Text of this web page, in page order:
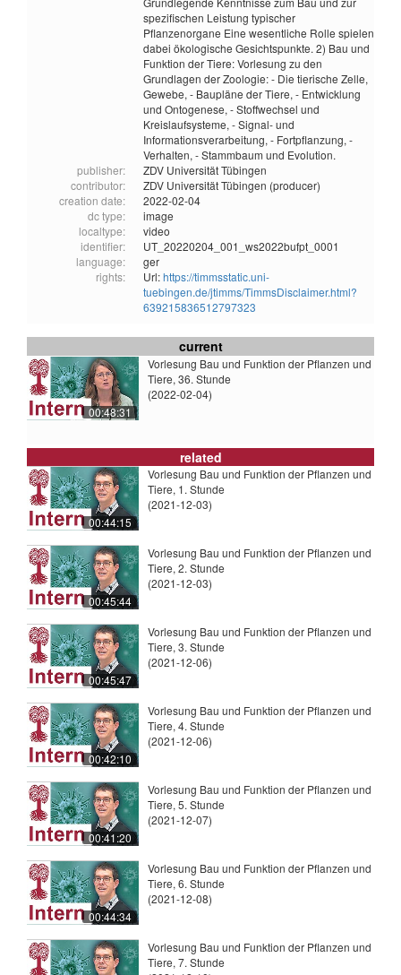
spezifischen Leistung typischer
Pflanzenorgane Eine wesentliche Rolle spielen
dabei ökologische Gesichtspunkte. 2) Bau und
Funktion der Tiere: Vorlesung zu den
Grundlagen der Zoologie: - Die tierische Zelle,
Gewebe, - Baupläne der Tiere, - Entwicklung
und Ontogenese, - Stoffwechsel und
Kreislaufsysteme, - Signal- und
Informationsverarbeitung, - Fortpflanzung, -
Verhalten, - Stammbaum und Evolution.
publisher:
ZDV Universität Tübingen
contributor:
ZDV Universität Tübingen (producer)
creation date:
2022-02-04
dc type:
image
localtype:
video
identifier:
UT_20220204_001_ws2022bufpt_0001
language:
ger
rights:
Url:https://timmsstatic.uni-
tuebingen.de/jtimms/TimmsDisclaimer.html?
639215836512797323
current
00:48:31
Vorlesung Bau und Funktion der Pflanzen und
Tiere, 36. Stunde
(2022-02-04)
related
00:44:15
Vorlesung Bau und Funktion der Pflanzen und
Tiere, 1. Stunde
(2021-12-03)
00:45:44
Vorlesung Bau und Funktion der Pflanzen und
Tiere, 2. Stunde
(2021-12-03)
00:45:47
Vorlesung Bau und Funktion der Pflanzen und
Tiere, 3. Stunde
(2021-12-06)
00:42:10
Vorlesung Bau und Funktion der Pflanzen und
Tiere, 4. Stunde
(2021-12-06)
00:41:20
Vorlesung Bau und Funktion der Pflanzen und
Tiere, 5. Stunde
(2021-12-07)
00:44:34
Vorlesung Bau und Funktion der Pflanzen und
Tiere, 6. Stunde
(2021-12-08)
Vorlesung Bau und Funktion der Pflanzen und
Tiere, 7. Stunde